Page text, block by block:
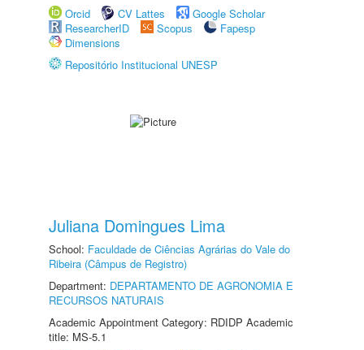
Orcid
CV Lattes
Google Scholar
ResearcherID
Scopus
Fapesp
Dimensions
Repositório Institucional UNESP
Juliana Domingues Lima
School: Faculdade de Ciências Agrárias do Vale do
Ribeira (Câmpus de Registro)
Department: DEPARTAMENTO DE AGRONOMIA E
RECURSOS NATURAIS
Academic Appointment Category: RDIDP Academic
title: MS-5.1